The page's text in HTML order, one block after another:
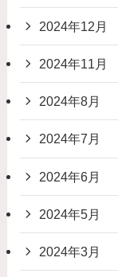
2024年12月
2024年11月
2024年8月
2024年7月
2024年6月
2024年5月
2024年3月